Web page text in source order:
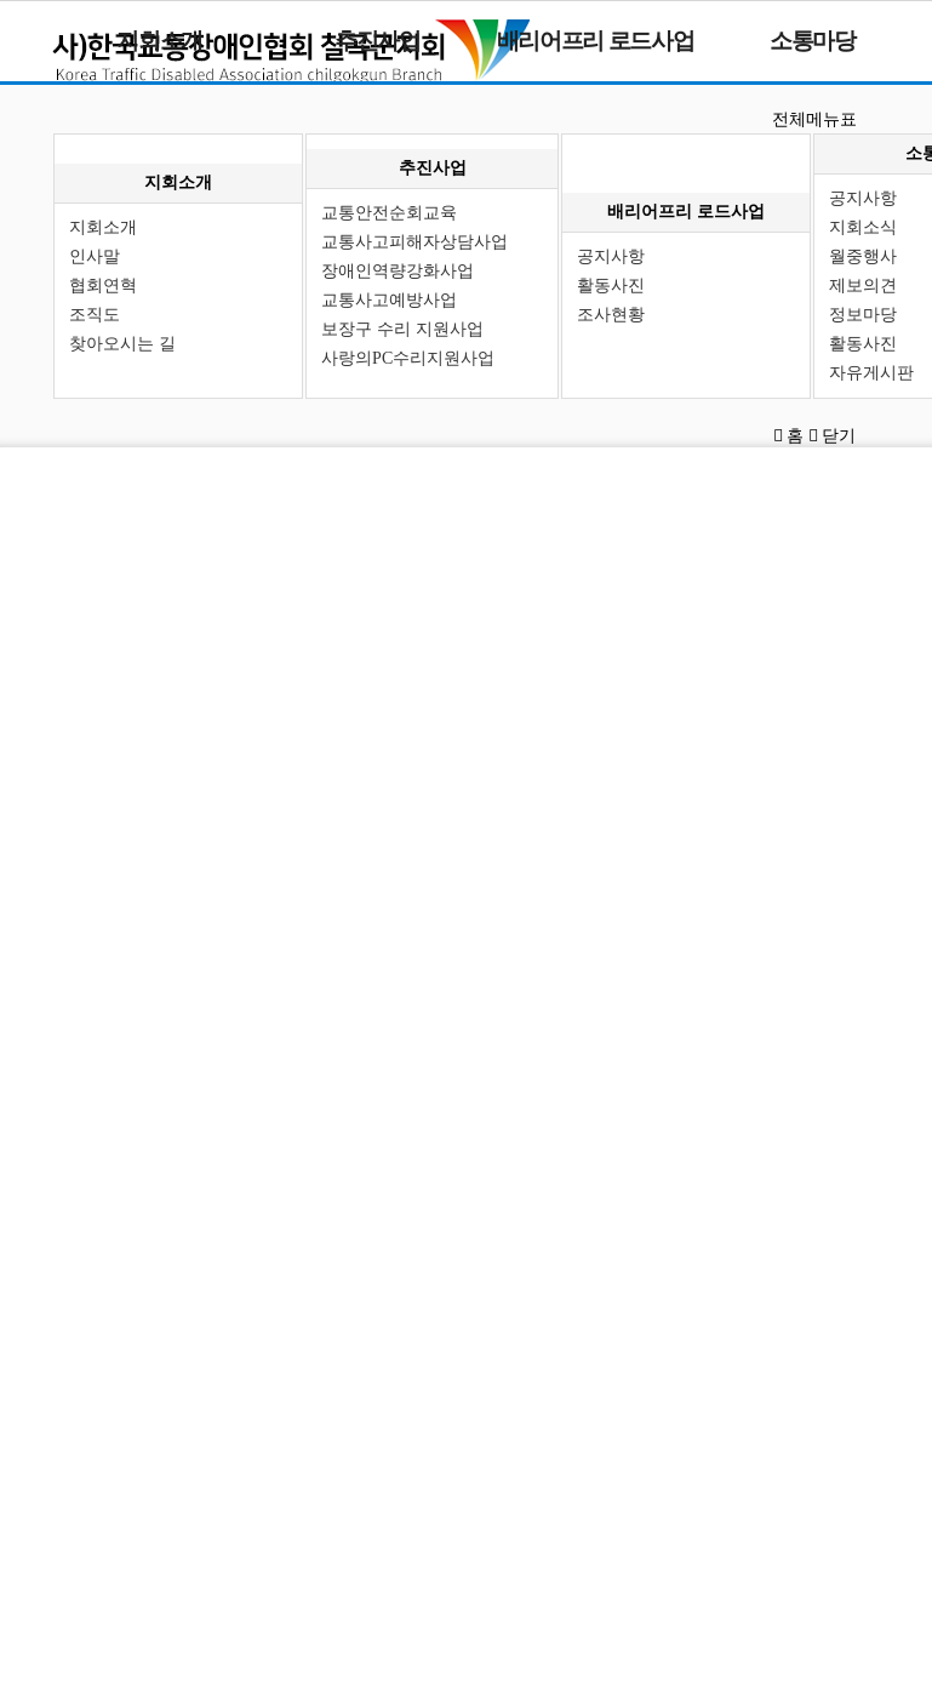
지회소개 추진사업 배리어프리 로드사업 소통마당
전체메뉴표
지회소개
지회소개
인사말
협회연혁
조직도
찾아오시는 길
추진사업
교통안전순회교육
교통사고피해자상담사업
장애인역량강화사업
교통사고예방사업
보장구 수리 지원사업
사랑의PC수리지원사업
배리어프리 로드사업
공지사항
활동사진
조사현황
소
공지사항
지회소식
월중행사
제보의견
정보마당
활동사진
자유게시판
홈 닫기